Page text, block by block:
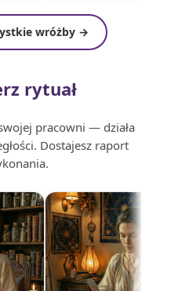
wróżby →
rytuał
pracowni — działa
Dostajesz raport